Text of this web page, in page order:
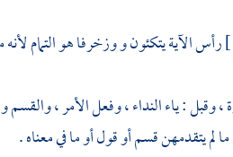
: ياء النداء ، وفعل الأمر ، والقسم
يتقدمهن قسم أو قول أو ما في معناه .